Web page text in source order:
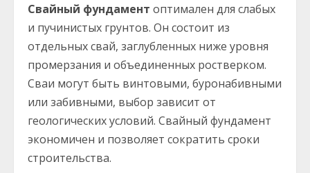
Свайный фундамент оптимален для слабых
и пучинистых грунтов. Он состоит из
отдельных свай, заглубленных ниже уровня
промерзания и объединенных ростверком.
Сваи могут быть винтовыми, буронабивными
или забивными, выбор зависит от
геологических условий. Свайный фундамент
экономичен и позволяет сократить сроки
строительства.